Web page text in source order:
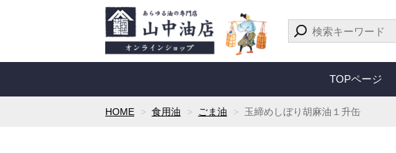
TOPページ
HOME 食用油 ごま油 玉締めしぼり胡麻油１升缶